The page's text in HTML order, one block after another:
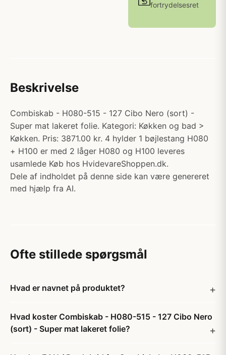
fortrydelsesret
Beskrivelse
Combiskab - H080-515 - 127 Cibo Nero (sort) -
Super mat lakeret folie. Kategori: Køkken og bad >
Køkken. Pris: 3871.00 kr. 4 hylder 1 bøjlestang H080
+ H100 er med 2 låger H080 og H100 leveres
usamlede Køb hos HvidevareShoppen.dk.
Dele af indholdet på denne side kan være genereret
med hjælp fra AI.
Ofte stillede spørgsmål
Hvad er navnet på produktet?
Hvad koster Combiskab - H080-515 - 127 Cibo Nero
(sort) - Super mat lakeret folie?